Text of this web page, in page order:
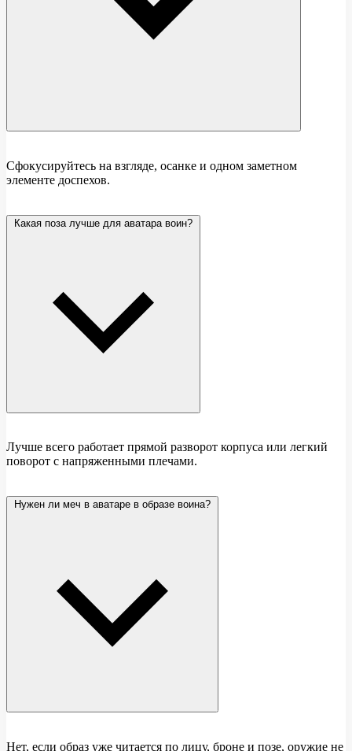
Сфокусируйтесь на взгляде, осанке и одном заметном
элементе доспехов.
Какая поза лучше для аватара воин?
Лучше всего работает прямой разворот корпуса или легкий
поворот с напряженными плечами.
Нужен ли меч в аватаре в образе воина?
Нет, если образ уже читается по лицу, броне и позе, оружие не